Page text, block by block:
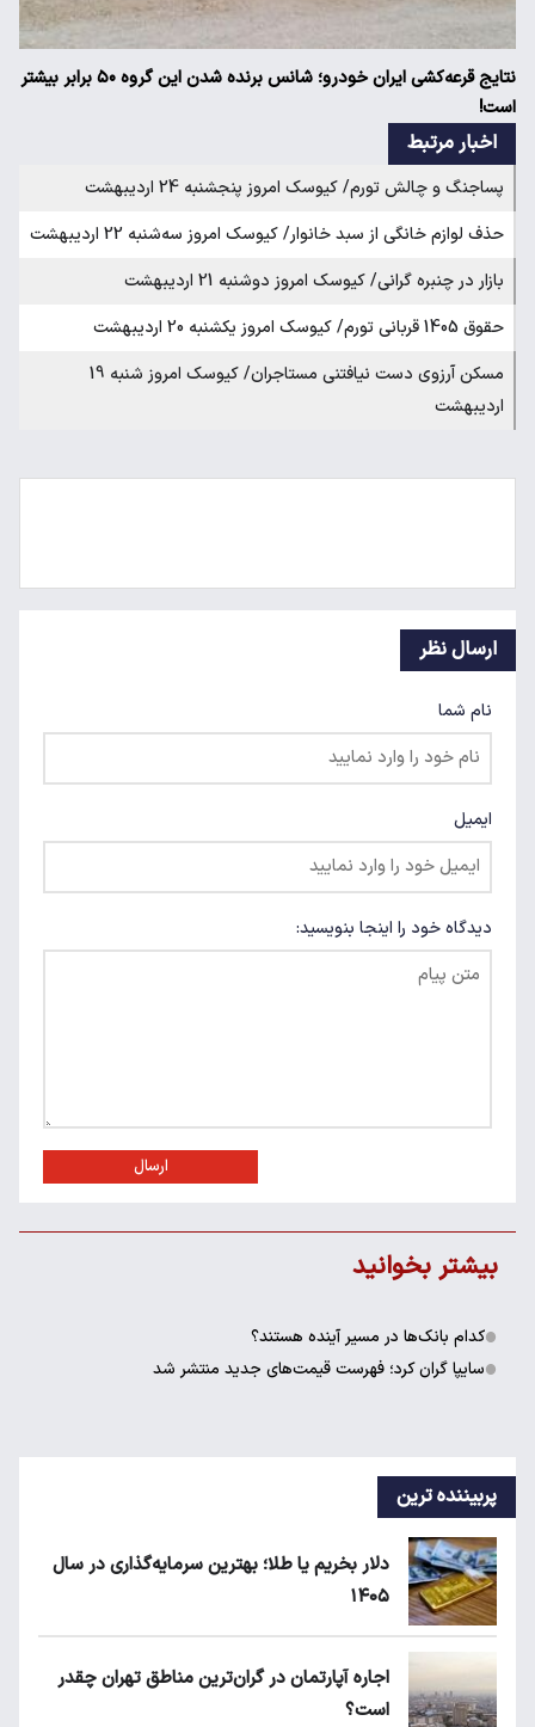
نتایج قرعه‌کشی ایران خودرو؛ شانس برنده شدن این گروه ۵۰ برابر بیشتر
است!
اخبار مرتبط
پساجنگ و چالش تورم/ کیوسک امروز پنجشنبه 24 اردیبهشت
حذف لوازم خانگی از سبد خانوار/ کیوسک امروز سه‌شنبه 22 اردیبهشت
بازار در چنبره گرانی/ کیوسک امروز دوشنبه 21 اردیبهشت
حقوق 1405 قربانی تورم/ کیوسک امروز یکشنبه 20 اردیبهشت
مسکن آرزوی دست نیافتنی مستاجران/ کیوسک امروز شنبه 19
اردیبهشت
ارسال نظر
نام شما
ایمیل
دیدگاه خود را اینجا بنویسید:
ارسال
بیشتر بخوانید
کدام بانک‌ها در مسیر آینده هستند؟
سایپا گران کرد؛ فهرست قیمت‌های جدید منتشر شد
پربیننده ترین
دلار بخریم یا طلا؛ بهترین سرمایه‌گذاری در سال
۱۴۰۵
اجاره آپارتمان در گران‌ترین مناطق تهران چقدر
است؟